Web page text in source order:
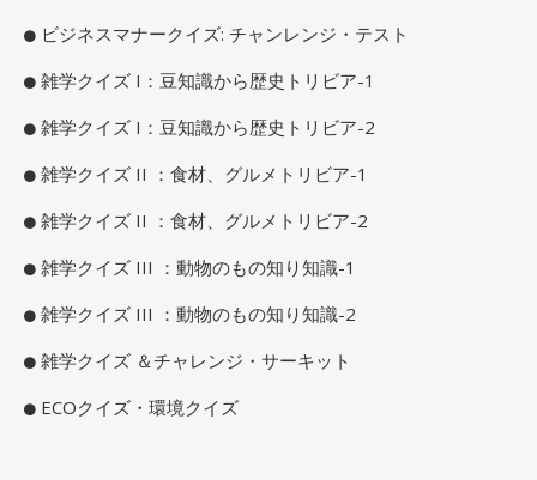
ビジネスマナークイズ: チャンレンジ・テスト
雑学クイズ I：豆知識から歴史トリビア-1
雑学クイズ I：豆知識から歴史トリビア-2
雑学クイズ II ：食材、グルメトリビア-1
雑学クイズ II ：食材、グルメトリビア-2
雑学クイズ III ：動物のもの知り知識-1
雑学クイズ III ：動物のもの知り知識-2
雑学クイズ ＆チャレンジ・サーキット
ECOクイズ・環境クイズ